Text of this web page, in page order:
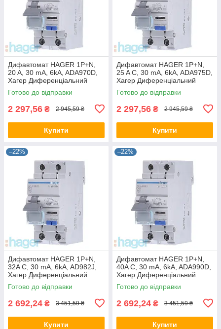
Дифавтомат HAGER 1P+N,
20 A, 30 mA, 6kA, ADA970D,
Хагер Диференціальний
автоматичний вимикач, АВДТ
Готово до відправки
2 297,56 ₴ 2 945,59 ₴
Купити
Дифавтомат HAGER 1P+N,
25 A C, 30 mA, 6kA, ADA975D,
Хагер Диференціальний
автоматичний вимикач, АВДТ
Готово до відправки
2 297,56 ₴ 2 945,59 ₴
Купити
–22%
Дифавтомат HAGER 1P+N,
32A С, 30 mA, 6kA, AD982J,
Хагер Диференціальний
автоматичний вимикач, АВДТ
Готово до відправки
2 692,24 ₴ 3 451,59 ₴
Купити
–22%
Дифавтомат HAGER 1P+N,
40A С, 30 mA, 6kA, ADA990D,
Хагер Диференціальний
автоматичний вимикач, АВДТ
Готово до відправки
2 692,24 ₴ 3 451,59 ₴
Купити